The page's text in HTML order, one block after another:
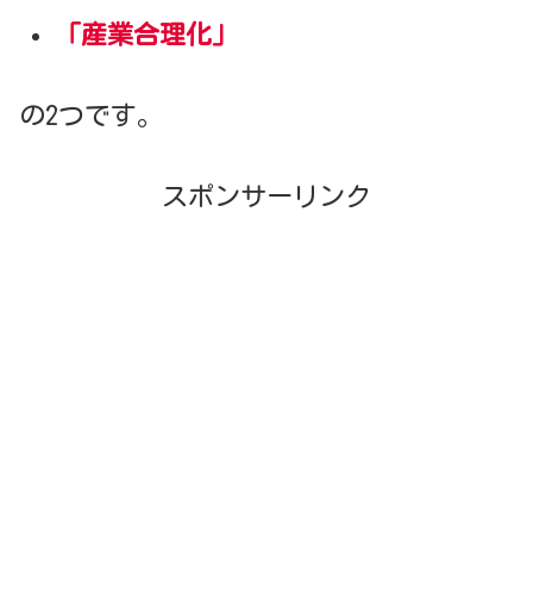
「産業合理化」
の2つです。
スポンサーリンク